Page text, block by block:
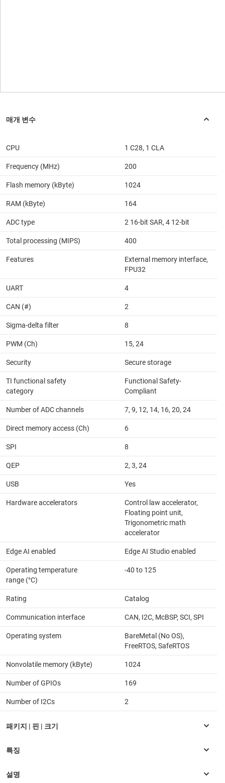
CPU 1 C28, 1 CLA
Frequency (MHz) 200
Flash memory (kByte) 1024
RAM (kByte) 164
ADC type 2 16-bit SAR, 4 12-bit
Total processing (MIPS) 400
Features
External memory interface,
FPU32
UART 4
CAN (#) 2
Sigma-delta filter 8
PWM (Ch) 15, 24
Security Secure storage
TI functional safety
category
Functional Safety-
Compliant
Number of ADC channels 7, 9, 12, 14, 16, 20, 24
Direct memory access (Ch) 6
SPI 8
QEP 2, 3, 24
USB Yes
Hardware accelerators
Control law accelerator,
Floating point unit,
Trigonometric math
accelerator
Edge AI enabled Edge AI Studio enabled
Operating temperature
range (°C)
-40 to 125
Rating Catalog
Communication interface CAN, I2C, McBSP, SCI, SPI
Operating system
BareMetal (No OS),
FreeRTOS, SafeRTOS
Nonvolatile memory (kByte) 1024
Number of GPIOs 169
Number of I2Cs 2